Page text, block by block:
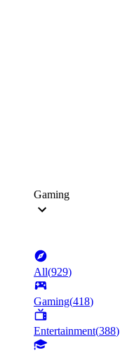
Gaming
All(929)
Gaming(418)
Entertainment(388)